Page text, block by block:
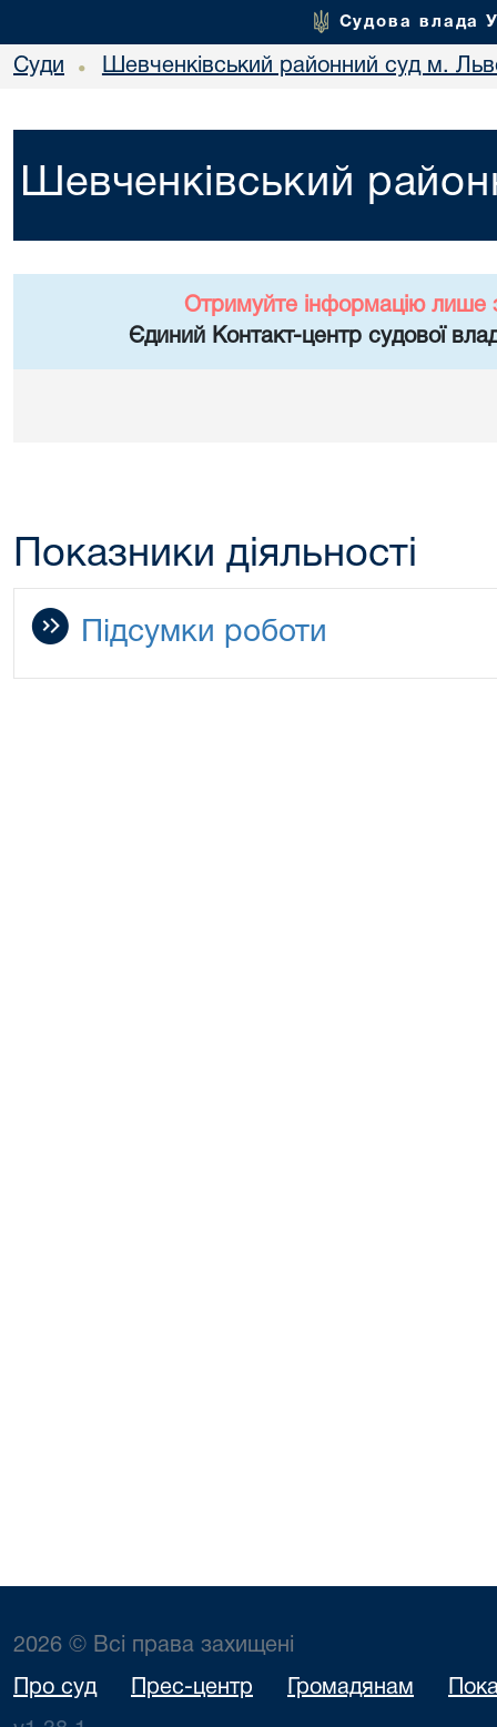
Судова влада
Суди • Шевченківський районний суд м.
Шевченківський
Отримуйте інформацію лише
Єдиний Контакт-центр судової
Показники діяльності
Підсумки роботи
2026 © Всі права захищені
Про суд Прес-центр Громадянам